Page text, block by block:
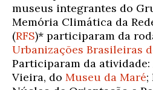
museus integrantes do
Memória Climática da
(RFS)* participaram da
Urbanizações Brasileiras
Participaram da
Vieira, do Museu da Maré;